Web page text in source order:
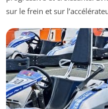
sur le frein et sur